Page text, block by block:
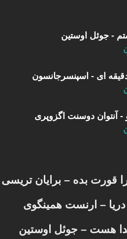
- جوئل اوستین
ای - اسپنسرجانسون
آنتوان دوسنت اگزوپری
قورت بده – برایان تریسی
– ارنست همینگوی
هست – جوئل اوستین